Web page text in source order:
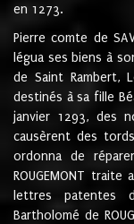
en 1273.
Pierre comte de
légua ses biens à
de Saint Rambert,
destinés à sa fille
janvier 1293, des
causèrent des
ordonna de
ROUGEMONT
lettres patentes
Bartholomé de